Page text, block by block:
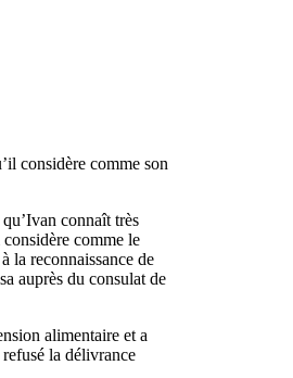
considère comme son
connaît très
comme le
la reconnaissance de
auprès du consulat de
alimentaire et a
la délivrance